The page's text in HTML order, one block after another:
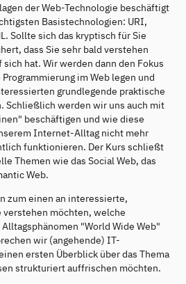
der Web-Technologie beschäftigt
Basistechnologien: URI,
Sollte sich das kryptisch für Sie
dass Sie sehr bald verstehen
hat. Wir werden dann den Fokus
im Web legen und
grundlegende praktische
Schließlich werden wir uns auch mit
beschäftigen und wie diese
Internet-Alltag nicht mehr
funktionieren. Der Kurs schließt
Themen wie das Social Web, das
Web.
zum einen an interessierte,
möchten, welche
"World Wide Web"
wir (angehende) IT-
ersten Überblick über das Thema
strukturiert auffrischen möchten.